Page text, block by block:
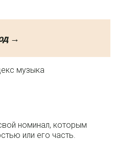
→
номинал, которым
или его часть.